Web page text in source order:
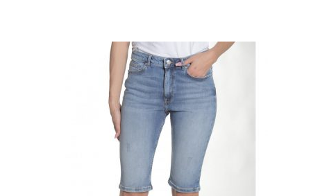
Možnosti
lze
vybrat
na
stránce